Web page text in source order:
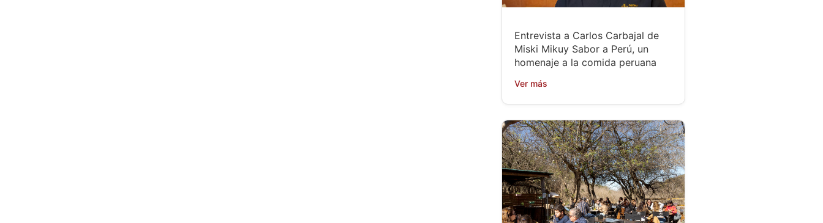
Entrevista a Carlos Carbajal de
Miski Mikuy Sabor a Perú, un
homenaje a la comida peruana
Ver más